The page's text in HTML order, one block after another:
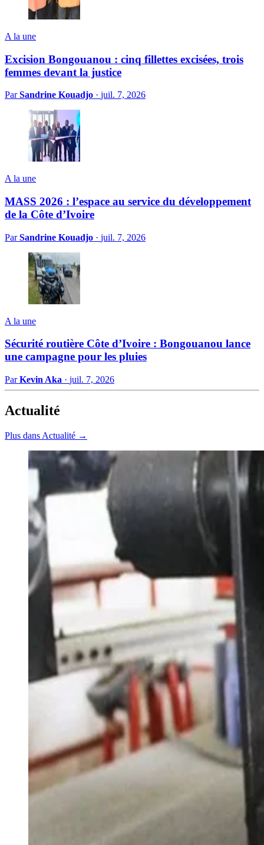
A la une
Excision Bongouanou : cinq fillettes excisées, trois
femmes devant la justice
ParSandrine Kouadjo · juil. 7, 2026
A la une
MASS 2026 : l’espace au service du développement
de la Côte d’Ivoire
ParSandrine Kouadjo · juil. 7, 2026
A la une
Sécurité routière Côte d’Ivoire : Bongouanou lance
une campagne pour les pluies
ParKevin Aka · juil. 7, 2026
Actualité
Plus dans Actualité →